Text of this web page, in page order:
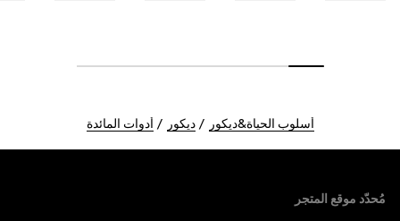
أسلوب الحياة&ديكور ديكور أدوات المائدة
مُحدّد موقع المتجر